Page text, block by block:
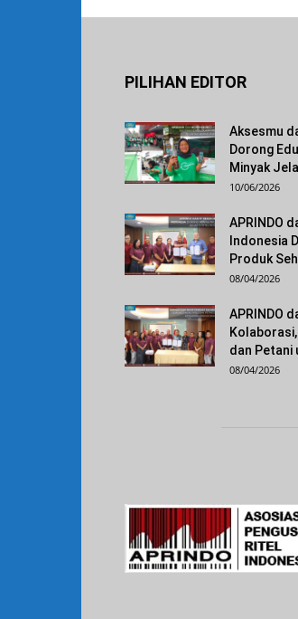
PILIHAN EDITOR
Aksesmu
Dorong
Minyak
10/06/2026
APRINDO
Indonesia
Produk
08/04/2026
APRINDO
dan Petani
08/04/2026